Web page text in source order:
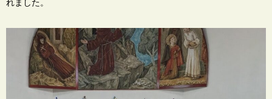
れました。